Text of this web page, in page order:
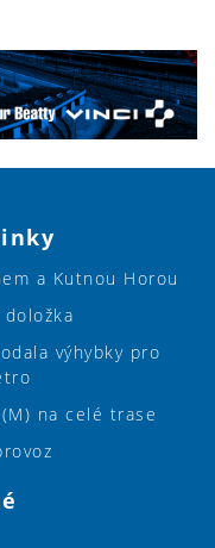
a Kutnou Horou
výhybky pro
na celé trase